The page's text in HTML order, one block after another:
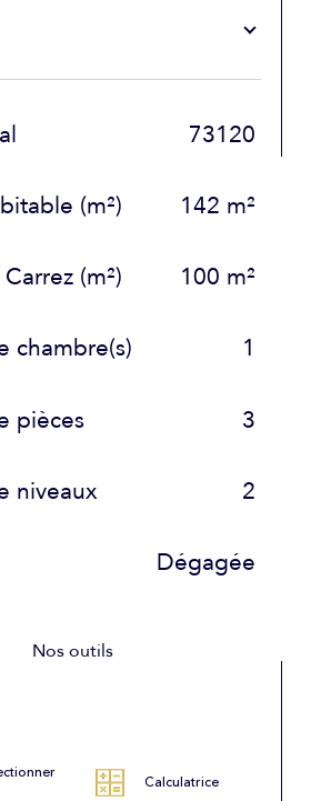
Valeurs
73120
(m²) 142 m²
(m²) 100 m²
chambre(s) 1
pièces 3
niveaux 2
Dégagée
Nos outils
Calculatrice